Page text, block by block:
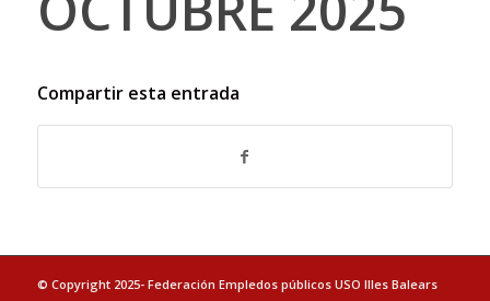
Compartir esta entrada
© Copyright 2025- Federación Empledos públicos USO Illes Balears